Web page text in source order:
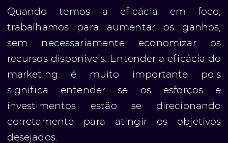
Quando temos a eficácia em foco,
trabalhamos para aumentar os ganhos,
sem necessariamente economizar os
recursos disponíveis. Entender a eficácia do
marketing é muito importante pois
significa entender se os esforços e
investimentos estão se direcionando
corretamente para atingir os objetivos
desejados.